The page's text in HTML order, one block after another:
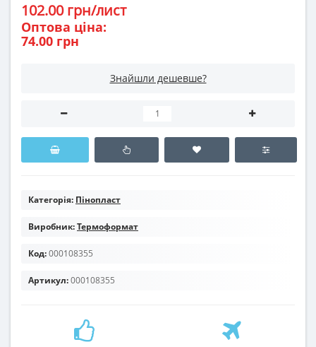
102.00 грн/лист
Оптова ціна:
74.00 грн
Знайшли дешевше?
Категорія: Пінопласт
Виробник:Термоформат
Код:000108355
Артикул:000108355